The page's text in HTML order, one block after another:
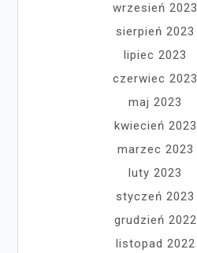
wrzesień 2023
sierpień 2023
lipiec 2023
czerwiec 2023
maj 2023
kwiecień 2023
marzec 2023
luty 2023
styczeń 2023
grudzień 2022
listopad 2022